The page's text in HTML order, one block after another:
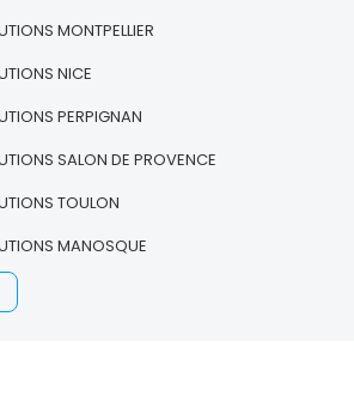
MONTPELLIER
NICE
PERPIGNAN
SALON DE PROVENCE
TOULON
MANOSQUE